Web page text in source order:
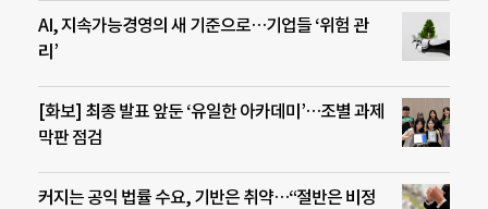
AI, 지속가능경영의 새 기준으로…기업들 ‘위험 관
리’
[화보] 최종 발표 앞둔 ‘유일한 아카데미’…조별 과제
막판 점검
커지는 공익 법률 수요, 기반은 취약…“절반은 비정